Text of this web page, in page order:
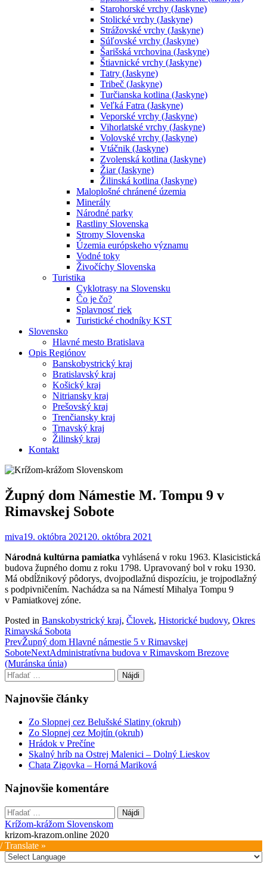
Starohorské vrchy (Jaskyne)
Stolické vrchy (Jaskyne)
Strážovské vrchy (Jaskyne)
Súľovské vrchy (Jaskyne)
Šarišská vrchovina (Jaskyne)
Štiavnické vrchy (Jaskyne)
Tatry (Jaskyne)
Tribeč (Jaskyne)
Turčianska kotlina (Jaskyne)
Veľká Fatra (Jaskyne)
Veporské vrchy (Jaskyne)
Vihorlatské vrchy (Jaskyne)
Volovské vrchy (Jaskyne)
Vtáčnik (Jaskyne)
Zvolenská kotlina (Jaskyne)
Žiar (Jaskyne)
Žilinská kotlina (Jaskyne)
Maloplošné chránené územia
Minerály
Národné parky
Rastliny Slovenska
Stromy Slovenska
Územia európskeho významu
Vodné toky
Živočíchy Slovenska
Turistika
Cyklotrasy na Slovensku
Čo je čo?
Splavnosť riek
Turistické chodníky KST
Slovensko
Hlavné mesto Bratislava
Opis Regiónov
Banskobystrický kraj
Bratislavský kraj
Košický kraj
Nitriansky kraj
Prešovský kraj
Trenčiansky kraj
Trnavský kraj
Žilinský kraj
Kontakt
Župný dom Námestie M. Tompu 9 v
Rimavskej Sobote
miva19. októbra 2021 20. októbra 2021
Národná kultúrna pamiatka vyhlásená v roku 1963. Klasicistická
budova župného domu z roku 1798. Upravovaný bol v roku 1930.
Má obdĺžnikový pôdorys, dvojpodlažnú dispozíciu, je trojpodlažný
s podpivničením. Nachádza sa na Námestí Mihalya Tompu 9
v Pamiatkovej zóne.
Posted in Banskobystrický kraj, Človek, Historické budovy, Okres
Rimavská Sobota
Post
navigation
PrevŽupný dom Hlavné námestie 5 v Rimavskej
SoboteNextAdministratívna budova v Rimavskom Brezove
(Muránska únia)
Hľadať:
Najnovšie články
Zo Slopnej cez Belušské Slatiny (okruh)
Zo Slopnej cez Mojtín (okruh)
Hrádok v Prečíne
Skalný hríb na Ostrej Malenici – Dolný Lieskov
Chata Zigovka – Horná Mariková
Najnovšie komentáre
Hľadať:
Krížom-krážom Slovenskom
krizom-krazom.online 2020
Translate »